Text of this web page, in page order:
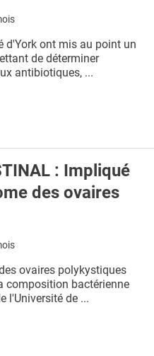
d'York ont mis au point un
de déterminer
antibiotiques, ...
: Impliqué
des ovaires
ovaires polykystiques
composition bactérienne
l'Université de ...